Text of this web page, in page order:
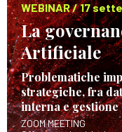
WEBINAR / 17
La
Artificiale
Problematiche
strategiche, fra
interna e
ZOOM MEETING